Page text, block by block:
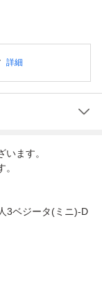
詳細
ます。
3ベジータ(ミニ)-D